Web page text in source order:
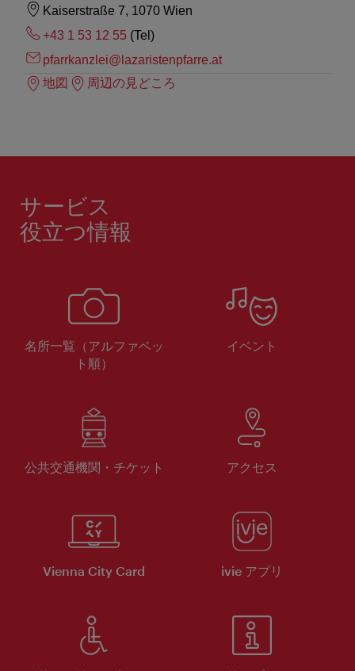
Kaiserstraße 7, 1070 Wien
+43 1 53 12 55 (Tel)
pfarrkanzlei@lazaristenpfarre.at
地図
周辺の見どころ
サービス
役立つ情報
名所一覧（アルファベッ
ト順）
イベント
公共交通機関・チケット アクセス
Vienna City Card ivie アプリ